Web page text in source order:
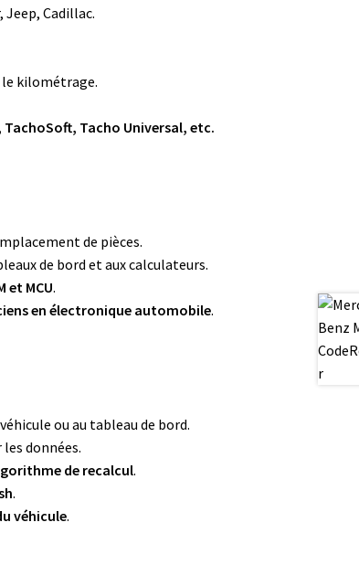
Jeep, Cadillac.
le kilométrage.
TachoSoft, Tacho Universal, etc.
de pièces.
de bord et aux calculateurs.
et MCU.
en électronique automobile.
ou au tableau de bord.
données.
de recalcul.
.
véhicule.